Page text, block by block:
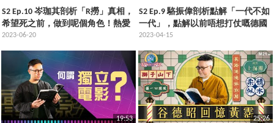
S2 Ep.10 岑珈其剖析「R撈」真相，
希望死之前，做到呢個角色！熱愛
演出嘅佢，最怕做呢樣嘢？
2023-06-20
S2 Ep.9 駱振偉剖析點解「一代不如
一代」，點解以前唔想打仗嘅德國
人會被排擠
2023-04-15
19:53 25:26